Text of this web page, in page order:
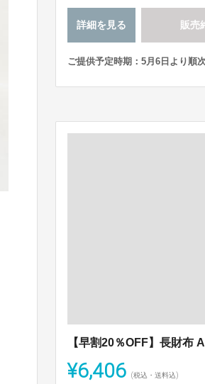
詳細を見る 販売
ご提供予定時期：5月6日より順
【早割20％OFF】長財布
¥6,406 (税込・送料込)